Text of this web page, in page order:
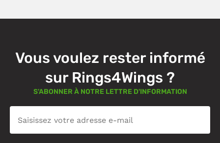
Vous voulez rester informé
sur Rings4Wings ?
S'ABONNER À NOTRE LETTRE D'INFORMATION